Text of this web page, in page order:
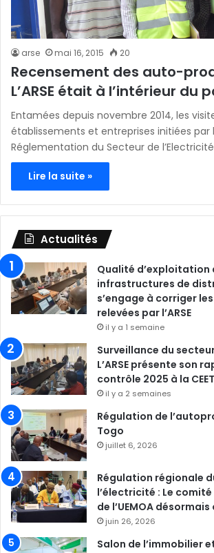
arse mai 16, 2015 20
Recensement des auto-
L’ARSE était à l’intérieur du
Entamées depuis novembre 2014, les
établissements et entreprises initiées par
Réglementation du Secteur de
Lire la suite »
Actualités
Qualité d’exploitation
infrastructures de
s’engage à corriger
relevées par l’ARSE
il y a 1 semaine
Surveillance du
L’ARSE présente son
contrôle 2025 à la CEET
il y a 2 semaines
Régulation de
Togo
juillet 6, 2026
Régulation régionale
l’électricité : Le
de l’UEMOA
juin 26, 2026
Salon de l’immobilier